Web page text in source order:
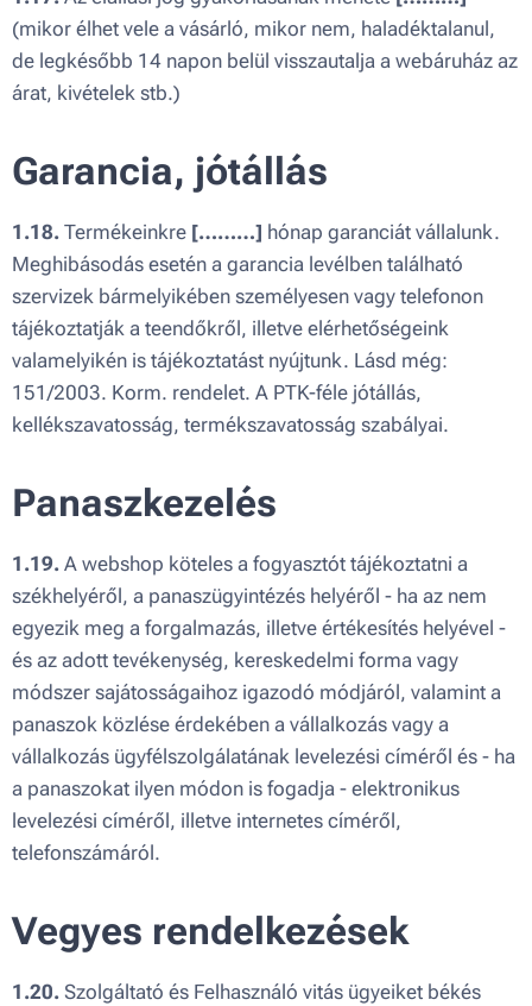
(mikor élhet vele a vásárló, mikor nem, haladéktalanul,
de legkésőbb 14 napon belül visszautalja a webáruház az
árat, kivételek stb.)
Garancia, jótállás
1.18. Termékeinkre [………] hónap garanciát vállalunk.
Meghibásodás esetén a garancia levélben található
szervizek bármelyikében személyesen vagy telefonon
tájékoztatják a teendőkről, illetve elérhetőségeink
valamelyikén is tájékoztatást nyújtunk. Lásd még:
151/2003. Korm. rendelet. A PTK-féle jótállás,
kellékszavatosság, termékszavatosság szabályai.
Panaszkezelés
1.19. A webshop köteles a fogyasztót tájékoztatni a
székhelyéről, a panaszügyintézés helyéről - ha az nem
egyezik meg a forgalmazás, illetve értékesítés helyével -
és az adott tevékenység, kereskedelmi forma vagy
módszer sajátosságaihoz igazodó módjáról, valamint a
panaszok közlése érdekében a vállalkozás vagy a
vállalkozás ügyfélszolgálatának levelezési címéről és - ha
a panaszokat ilyen módon is fogadja - elektronikus
levelezési címéről, illetve internetes címéről,
telefonszámáról.
Vegyes rendelkezések
1.20. Szolgáltató és Felhasználó vitás ügyeiket békés